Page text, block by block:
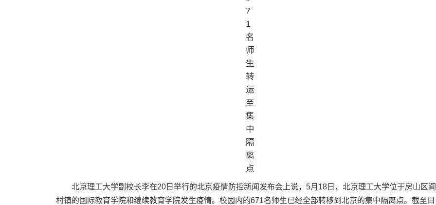
北京理工大学副校长李在20日举行的北京疫情防控新闻发布会上说，5月18日，北京理工大学位于房山区阎
村镇的国际教育学院和继续教育学院发生疫情。校园内的671名师生已经全部转移到北京的集中隔离点。截至目